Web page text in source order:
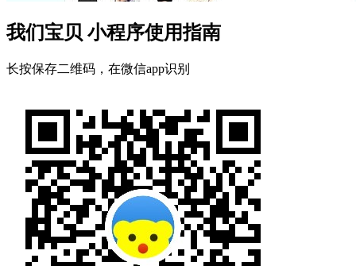
我们宝贝 小程序使用指南
长按保存二维码，在微信app识别